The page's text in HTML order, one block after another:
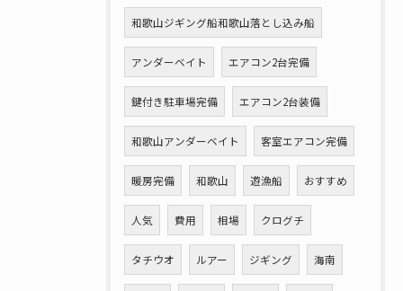
和歌山ジギング船和歌山落とし込み船
アンダーベイト エアコン2台完備
鍵付き駐車場完備 エアコン2台装備
和歌山アンダーベイト 客室エアコン完備
暖房完備 和歌山 遊漁船 おすすめ
人気 費用 相場 クログチ
タチウオ ルアー ジギング 海南